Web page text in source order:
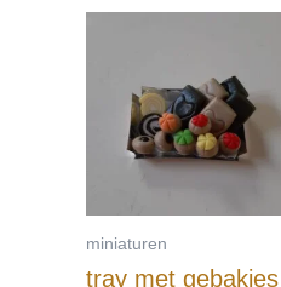
miniaturen
tray met gebakjes